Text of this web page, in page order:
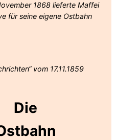
1868 lieferte Maffei
für seine eigene Ostbahn
vom 17.11.1859
Die